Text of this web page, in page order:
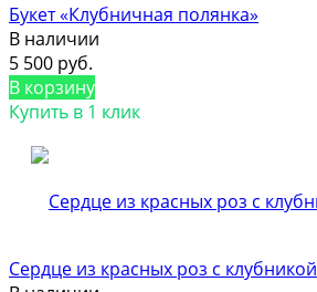
Букет «Клубничная полянка»
В наличии
5 500 руб.
В корзину
Купить в 1 клик
Сердце из красных роз с клубникой